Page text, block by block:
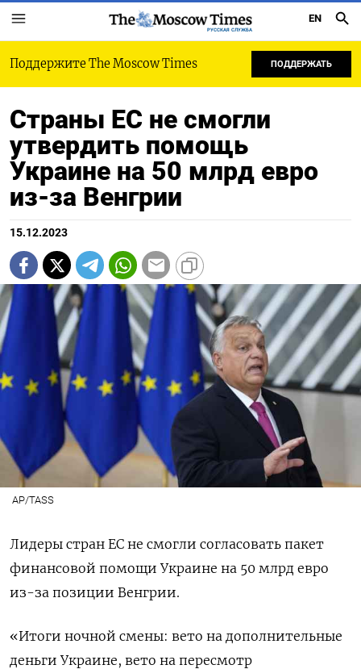
РУССКАЯ СЛУЖБА
EN
Поддержите The Moscow Times ПОДДЕРЖАТЬ
Страны ЕС не смогли
утвердить помощь
Украине на 50 млрд евро
из-за Венгрии
15.12.2023
AP/TASS
Лидеры стран ЕС не смогли согласовать пакет
финансовой помощи Украине на 50 млрд евро
из-за позиции Венгрии.
«Итоги ночной смены: вето на дополнительные
деньги Украине, вето на пересмотр